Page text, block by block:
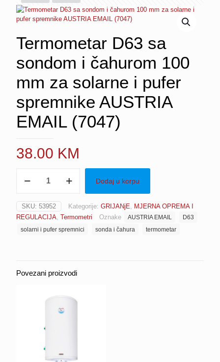
Termometar D63 sa
sondom i čahurom 100
mm za solarne i pufer
spremnike AUSTRIA
EMAIL (7047)
38.00 KM
D63
sondom
i
čahurom
100
pufer
Dodaj u korpu
SKU: 53952 Kategorije: GRIJANjE, MJERNA OPREMA I
REGULACIJA, Termometri Oznake AUSTRIA EMAIL
D63
solarni i pufer spremnici
sonda i čahura termometar
Povezani proizvodi